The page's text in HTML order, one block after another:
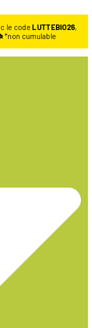
le code LUTTEBIO26,
*non cumulable